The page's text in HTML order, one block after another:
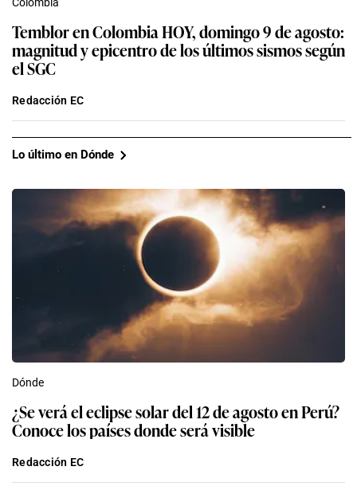
Temblor en Colombia HOY, domingo 9 de agosto:
magnitud y epicentro de los últimos sismos según
el SGC
Redacción EC
Lo último en Dónde
Dónde
¿Se verá el eclipse solar del 12 de agosto en Perú?
Conoce los países donde será visible
Redacción EC